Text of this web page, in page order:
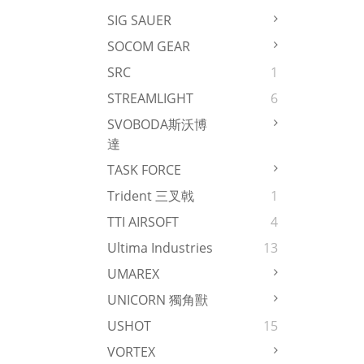
SIG SAUER
SOCOM GEAR
SRC
1
STREAMLIGHT
6
SVOBODA斯沃博
達
TASK FORCE
Trident 三叉戟
1
TTI AIRSOFT
4
Ultima Industries
13
UMAREX
UNICORN 獨角獸
USHOT
15
VORTEX